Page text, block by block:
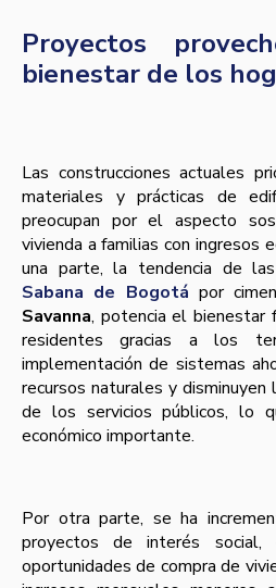
Proyectos
bienestar de los
Las construcciones actuales
materiales y prácticas de
preocupan por el aspecto
vivienda a familias con ingresos
una parte, la tendencia de las
Sabana de Bogotá por
Savanna, potencia el bienestar
residentes gracias a los
implementación de sistemas
recursos naturales y
de los servicios públicos, lo
económico importante.
Por otra parte, se ha
proyectos de interés social,
oportunidades de compra de